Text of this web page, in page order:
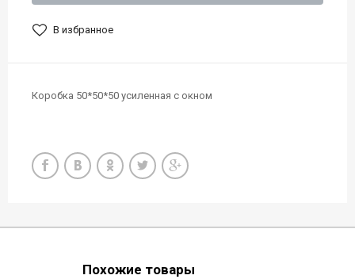
В избранное
Коробка 50*50*50 усиленная с окном
Похожие товары